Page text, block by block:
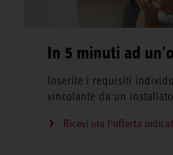
In 5 minuti ad
Inserite i requisiti
vincolante da un
Ricevi ora l‘offerta